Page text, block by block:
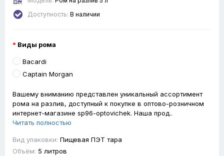
Доступность: В наличии
Виды рома
Bacardi
Captain Morgan
Вашему вниманию представлен уникальный ассортимент
рома на разлив, доступный к покупке в оптово-розничном
интернет-магазине sp96-optovichek. Наша прод..
Читать полностью
Вид упаковки: Пищевая ПЭТ тара
Объём: 5 литров